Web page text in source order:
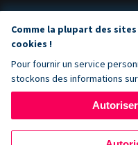
Comme la plupart des
cookies !
Pour fournir un service
stockons des informations